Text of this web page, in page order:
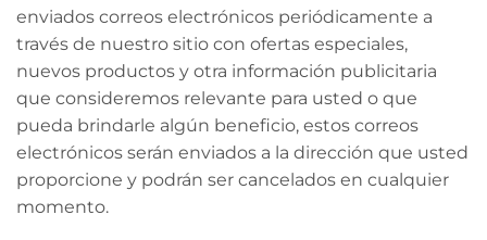
enviados correos electrónicos periódicamente a
través de nuestro sitio con ofertas especiales,
nuevos productos y otra información publicitaria
que consideremos relevante para usted o que
pueda brindarle algún beneficio, estos correos
electrónicos serán enviados a la dirección que usted
proporcione y podrán ser cancelados en cualquier
momento.